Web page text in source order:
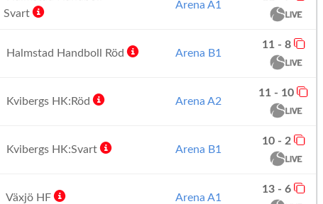
Svart
Arena A1
Halmstad Handboll Röd Arena B1
11 - 8
Kvibergs HK:Röd Arena A2
11 - 10
Kvibergs HK:Svart Arena B1
10 - 2
Växjö HF Arena A1
13 - 6